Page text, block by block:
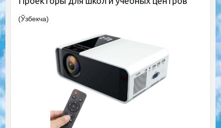
(Ўзбекча)